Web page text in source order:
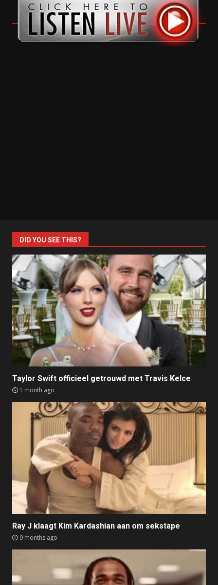
DID YOU SEE THIS?
Taylor Swift officieel getrouwd met Travis Kelce
1 month ago
Ray J klaagt Kim Kardashian aan om sekstape
9 months ago